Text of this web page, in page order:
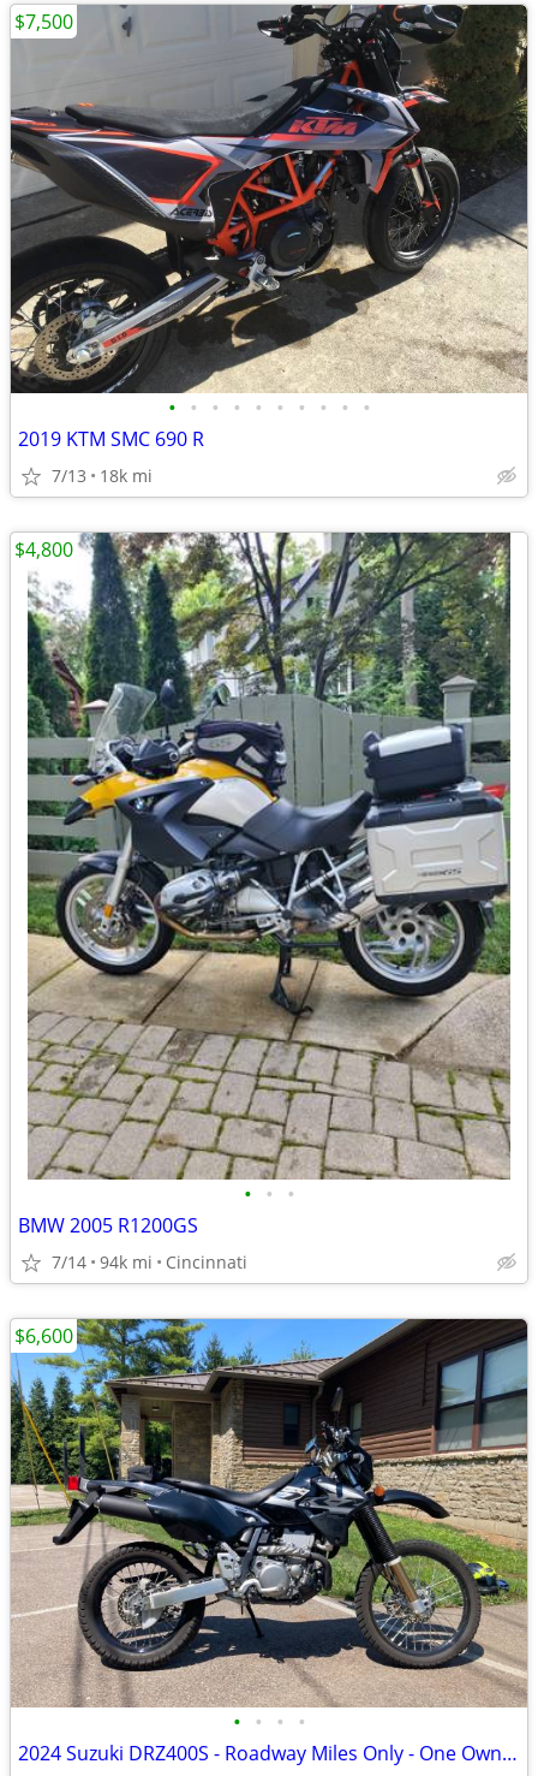
• • • • • • • • • •
2019 KTM SMC 690 R
7/13 18k mi
$7,500
• • •
BMW 2005 R1200GS
7/14 94k mi Cincinnati
$4,800
• • • •
2024 Suzuki DRZ400S - Roadway Miles Only - One Owner
$6,600